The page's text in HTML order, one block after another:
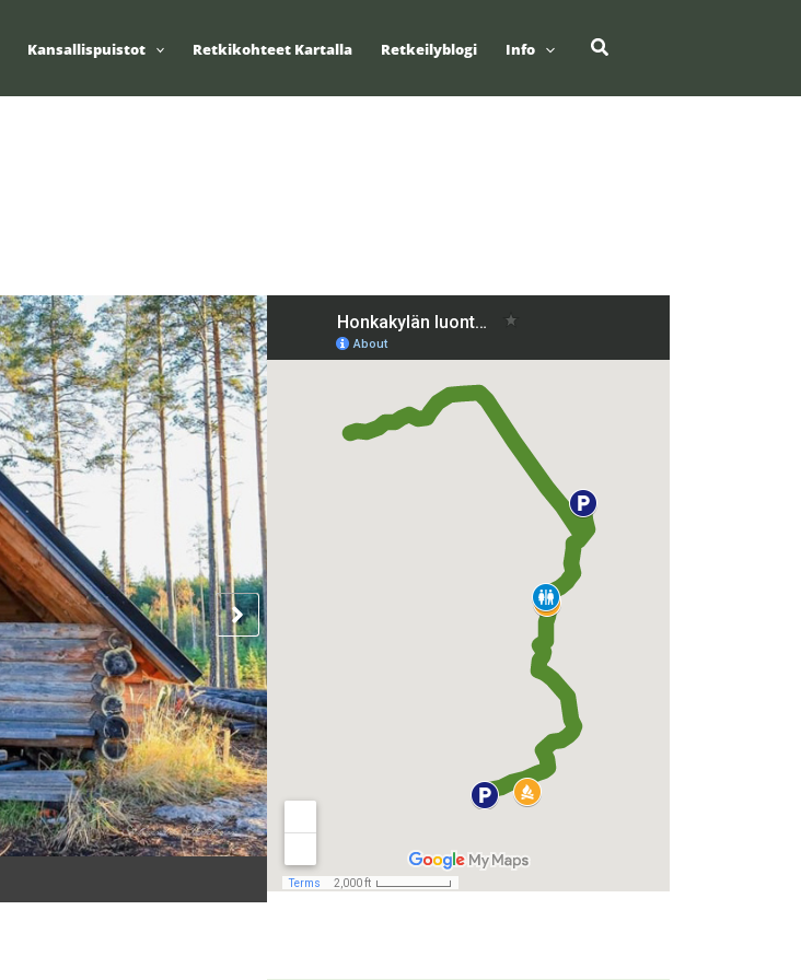
Kansallispuistot Retkikohteet Kartalla Retkeilyblogi Info Hae
Laavulle pääsee saapumaan myös lumiseen